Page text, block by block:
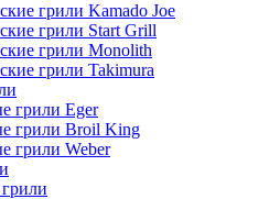
грили Kamado Joe
грили Start Grill
грили Monolith
грили Takimura
грили Eger
грили Broil King
грили Weber